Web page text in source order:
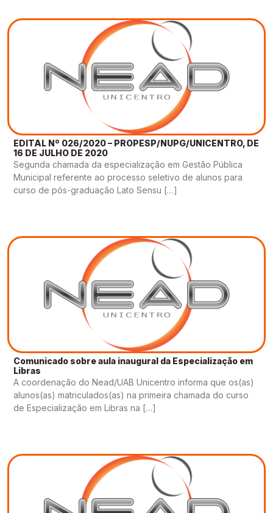
EDITAL Nº 026/2020 – PROPESP/NUPG/UNICENTRO, DE
16 DE JULHO DE 2020
Segunda chamada da especialização em Gestão Pública
Municipal referente ao processo seletivo de alunos para
curso de pós-graduação Lato Sensu […]
Comunicado sobre aula inaugural da Especialização em
Libras
A coordenação do Nead/UAB Unicentro informa que os(as)
alunos(as) matriculados(as) na primeira chamada do curso
de Especialização em Libras na […]